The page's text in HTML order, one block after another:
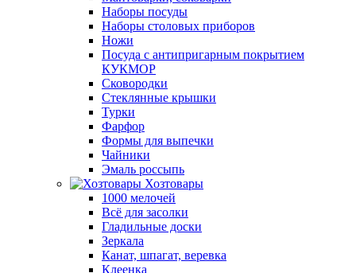
Наборы посуды
Наборы столовых приборов
Ножи
Посуда с антипригарным покрытием
КУКМОР
Сковородки
Стеклянные крышки
Турки
Фарфор
Формы для выпечки
Чайники
Эмаль россыпь
Хозтовары
1000 мелочей
Всё для засолки
Гладильные доски
Зеркала
Канат, шпагат, веревка
Клеенка